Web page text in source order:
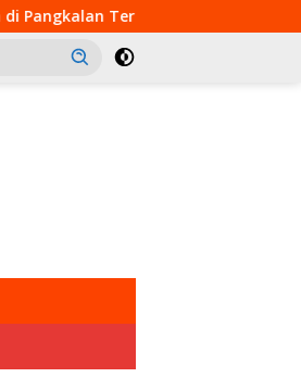
Perkuat Kemanunggalan TNI dan